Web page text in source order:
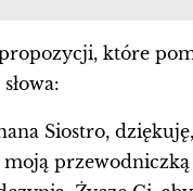
które
Siostro,
moją